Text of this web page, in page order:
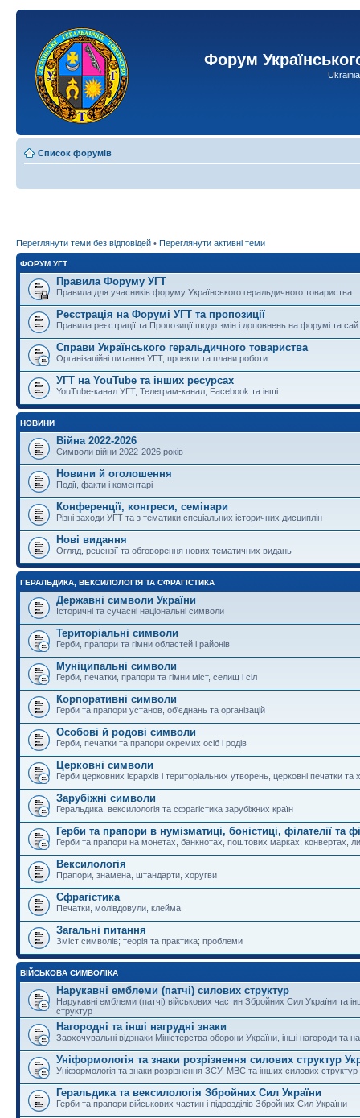
Форум
Список форумів
Переглянути теми без відповідей • Переглянути активні теми
ФОРУМ УГТ
Правила Форуму УГТ
Правила для учасників форуму Українського геральдичного товариства
Реєстрація на Форумі УГТ та пропозиції
Правила реєстрації та Пропозиції щодо змін і доповнень на форумі та
Справи Українського геральдичного товариства
Організаційні питання УГТ, проекти та плани роботи
УГТ на YouTube та інших ресурсах
YouTube-канал УГТ, Телеграм-канал, Facebook та інші
НОВИНИ
Війна 2022-2026
Символи війни 2022-2026 років
Новини й оголошення
Події, факти і коментарі
Конференції, конгреси, семінари
Різні заходи УГТ та з тематики спеціальних історичних дисциплін
Нові видання
Огляд, рецензії та обговорення нових тематичних видань
ГЕРАЛЬДИКА, ВЕКСИЛОЛОГІЯ ТА СФРАГІСТИКА
Державні символи України
Історичні та сучасні національні символи
Територіальні символи
Герби, прапори та гімни областей і районів
Муніципальні символи
Герби, печатки, прапори та гімни міст, селищ і сіл
Корпоративні символи
Герби та прапори установ, об'єднань та організацій
Особові й родові символи
Герби, печатки та прапори окремих осіб і родів
Церковні символи
Герби церковних ієрархів і територіальних утворень, церковні печатки та
Зарубіжні символи
Геральдика, вексилологія та сфрагістика зарубіжних країн
Герби та прапори в нумізматиці, боністиці, філателії та
Герби та прапори на монетах, банкнотах, поштових марках, конвертах,
Вексилологія
Прапори, знамена, штандарти, хоругви
Сфрагістика
Печатки, молівдовули, клейма
Загальні питання
Зміст символів; теорія та практика; проблеми
ВІЙСЬКОВА СИМВОЛІКА
Нарукавні емблеми (патчі) силових структур
Нарукавні емблеми (патчі) військових частин Збройних Сил України та
структур
Нагородні та інші нагрудні знаки
Заохочувальні відзнаки Міністерства оборони України, інші нагороди та
Уніформологія та знаки розрізнення силових структур
Уніформологія та знаки розрізнення ЗСУ, МВС та інших силових структур
Геральдика та вексилологія Збройних Сил України
Герби та прапори військових частин і підрозділів Збройних Сил України